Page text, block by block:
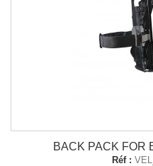
BACK PACK FOR
Réf :